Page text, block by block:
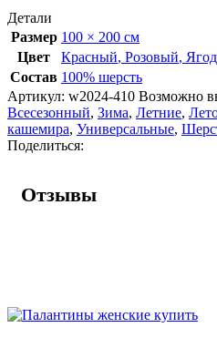
Детали
Размер 100 × 200 см
Цвет
Красный, Розовый,
Состав 100% шерсть
Артикул: w2024-410 Возможно
Всесезонный, Зима, Летние,
кашемира, Универсальные,
Поделиться:
Отзывы